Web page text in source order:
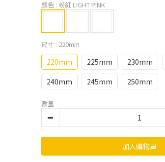
顏色 : 粉紅 LIGHT PINK
尺寸 : 220mm
220mm 225mm 230mm
240mm
245mm 250mm
數量
加入購物車